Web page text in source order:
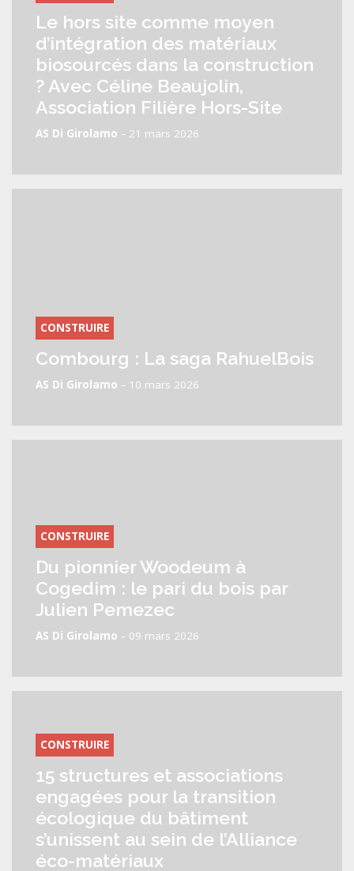
Le hors site comme moyen
d’intégration des matériaux
biosourcés dans la construction
? Avec Céline Beaujolin,
Association Filière Hors-Site
AS Di Girolamo - 21 mars 2026
CONSTRUIRE
Combourg : La saga RahuelBois
AS Di Girolamo - 10 mars 2026
CONSTRUIRE
Du pionnier Woodeum à
Cogedim : le pari du bois par
Julien Pemezec
AS Di Girolamo - 09 mars 2026
CONSTRUIRE
15 structures et associations
engagées pour la transition
écologique du bâtiment
s’unissent au sein de l’Alliance
éco-matériaux